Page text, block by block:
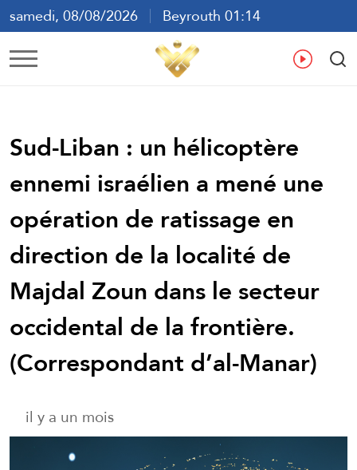
samedi, 08/08/2026
Beyrouth 01:14
ع
Sud-Liban : un hélicoptère
ennemi israélien a mené une
opération de ratissage en
direction de la localité de
Majdal Zoun dans le secteur
occidental de la frontière.
(Correspondant d’al-Manar)
il y a un mois